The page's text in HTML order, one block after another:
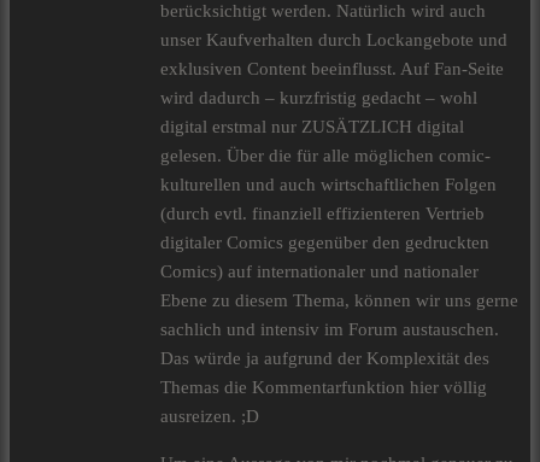
berücksichtigt werden. Natürlich wird auch
unser Kaufverhalten durch Lockangebote und
exklusiven Content beeinflusst. Auf Fan-Seite
wird dadurch – kurzfristig gedacht – wohl
digital erstmal nur ZUSÄTZLICH digital
gelesen. Über die für alle möglichen comic-
kulturellen und auch wirtschaftlichen Folgen
(durch evtl. finanziell effizienteren Vertrieb
digitaler Comics gegenüber den gedruckten
Comics) auf internationaler und nationaler
Ebene zu diesem Thema, können wir uns gerne
sachlich und intensiv im Forum austauschen.
Das würde ja aufgrund der Komplexität des
Themas die Kommentarfunktion hier völlig
ausreizen. ;D